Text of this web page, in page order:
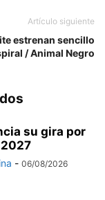
Artículo siguiente
estrenan sencillo
/ Animal Negro
su gira por
- 06/08/2026